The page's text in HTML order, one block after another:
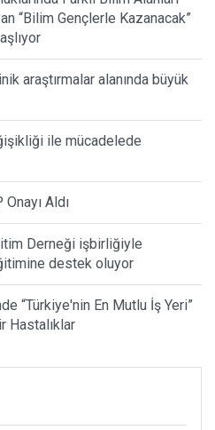
“Bilim Gençlerle Kazanacak”
araştırmalar alanında büyük
ile mücadelede
Aldı
Derneği işbirliğiyle
destek oluyor
“Türkiye'nin En Mutlu İş Yeri”
Hastalıklar